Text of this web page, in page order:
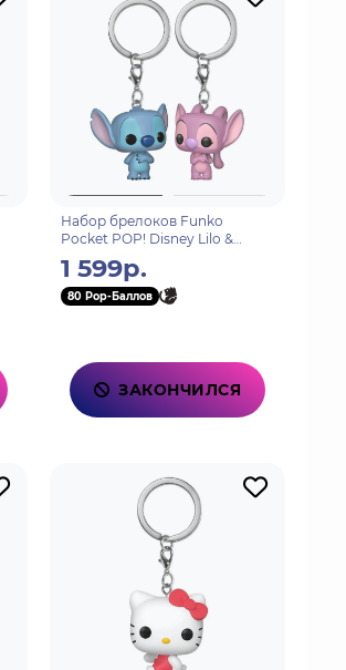
Набор брелоков Funko
Pocket POP! Disney Lilo &
Stitch Stitch & Angel 2шт 36370
1 599р.
80 Pop-Баллов
ЗАКОНЧИЛСЯ